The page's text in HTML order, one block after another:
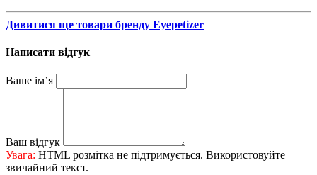
Дивитися ще товари бренду Eyepetizer
Написати відгук
Ваше ім’я
Ваш відгук
Увага: HTML розмітка не підтримується. Використовуйте
звичайний текст.